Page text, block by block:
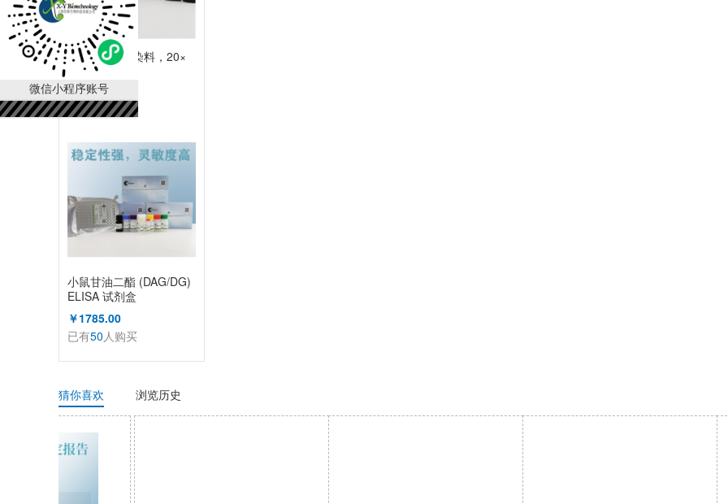
微信小程序账号
LAMP可视化染料，20×
￥990.00
已有50人购买
小鼠甘油二酯 (DAG/DG)
ELISA 试剂盒
￥1785.00
已有50人购买
猜你喜欢 浏览历史